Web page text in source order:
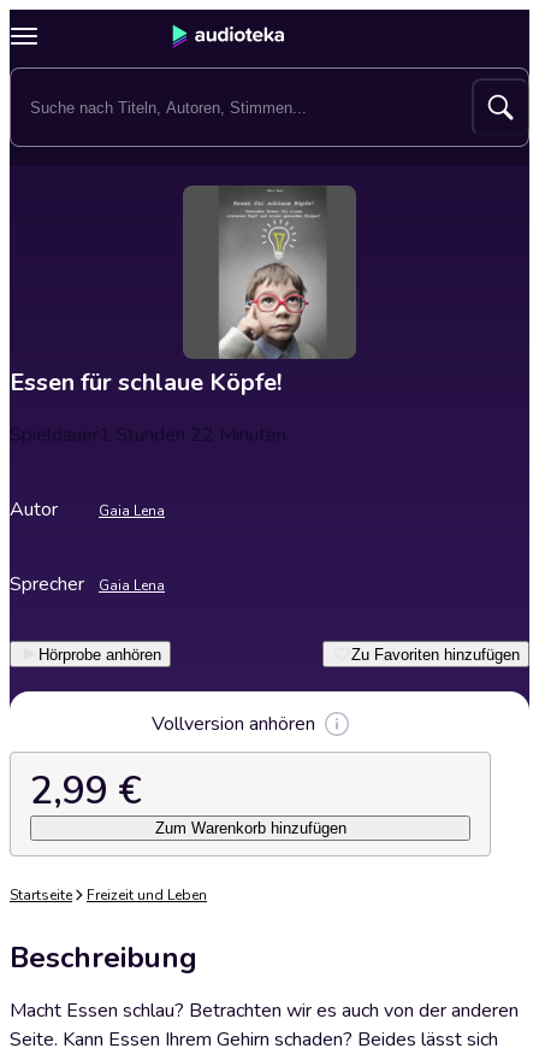
Essen für schlaue Köpfe!
Spieldauer1 Stunden 22 Minuten
Autor Gaia Lena
Sprecher Gaia Lena
Hörprobe anhören Zu Favoriten hinzufügen
Vollversion anhören
2,99 €
Zum Warenkorb hinzufügen
Startseite Freizeit und Leben
Beschreibung
Macht Essen schlau? Betrachten wir es auch von der anderen
Seite. Kann Essen Ihrem Gehirn schaden? Beides lässt sich